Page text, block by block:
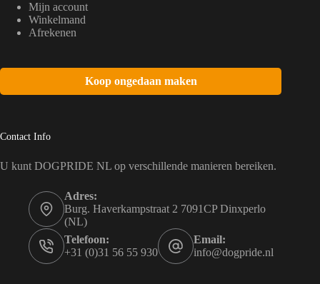
Mijn account
Winkelmand
Afrekenen
Koop ongedaan maken
Contact Info
U kunt DOGPRIDE NL op verschillende manieren bereiken.
Adres:
Burg. Haverkampstraat 2 7091CP Dinxperlo
(NL)
Telefoon:
+31 (0)31 56 55 930
Email:
info@dogpride.nl